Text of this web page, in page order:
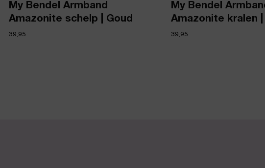
My Bendel Armband
Amazonite schelp | Goud
39,95
My Bendel
Amazonite kralen |
39,95